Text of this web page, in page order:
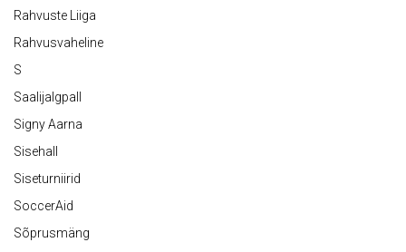
Rahvuste Liiga
Rahvusvaheline
S
Saalijalgpall
Signy Aarna
Sisehall
Siseturniirid
SoccerAid
Sõprusmäng